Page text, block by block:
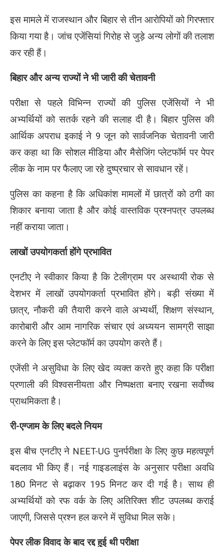
इस मामले में राजस्थान और बिहार से तीन आरोपियों को गिरफ्तार
किया गया है। जांच एजेंसियां गिरोह से जुड़े अन्य लोगों की तलाश
कर रही हैं।
बिहार और अन्य राज्यों ने भी जारी की चेतावनी
परीक्षा से पहले विभिन्न राज्यों की पुलिस एजेंसियों ने भी
अभ्यर्थियों को सतर्क रहने की सलाह दी है। बिहार पुलिस की
आर्थिक अपराध इकाई ने 9 जून को सार्वजनिक चेतावनी जारी
कर कहा था कि सोशल मीडिया और मैसेजिंग प्लेटफॉर्म पर पेपर
लीक के नाम पर फैलाए जा रहे दुष्प्रचार से सावधान रहें।
पुलिस का कहना है कि अधिकांश मामलों में छात्रों को ठगी का
शिकार बनाया जाता है और कोई वास्तविक प्रश्नपत्र उपलब्ध
नहीं कराया जाता।
लाखों उपयोगकर्ता होंगे प्रभावित
एनटीए ने स्वीकार किया है कि टेलीग्राम पर अस्थायी रोक से
देशभर में लाखों उपयोगकर्ता प्रभावित होंगे। बड़ी संख्या में
छात्र, नौकरी की तैयारी करने वाले अभ्यर्थी, शिक्षण संस्थान,
कारोबारी और आम नागरिक संचार एवं अध्ययन सामग्री साझा
करने के लिए इस प्लेटफॉर्म का उपयोग करते हैं।
एजेंसी ने असुविधा के लिए खेद व्यक्त करते हुए कहा कि परीक्षा
प्रणाली की विश्वसनीयता और निष्पक्षता बनाए रखना सर्वोच्च
प्राथमिकता है।
री-एग्जाम के लिए बदले नियम
इस बीच एनटीए ने NEET-UG पुनर्परीक्षा के लिए कुछ महत्वपूर्ण
बदलाव भी किए हैं। नई गाइडलाइंस के अनुसार परीक्षा अवधि
180 मिनट से बढ़ाकर 195 मिनट कर दी गई है। साथ ही
अभ्यर्थियों को रफ वर्क के लिए अतिरिक्त शीट उपलब्ध कराई
जाएगी, जिससे प्रश्न हल करने में सुविधा मिल सके।
पेपर लीक विवाद के बाद रद्द हुई थी परीक्षा